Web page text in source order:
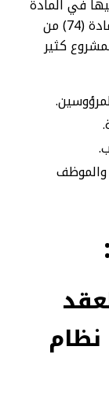
في المادة
80 من نظام العمل السعودي، وكذلك المادة (74) من
كثير
والموظف
77 من نظام